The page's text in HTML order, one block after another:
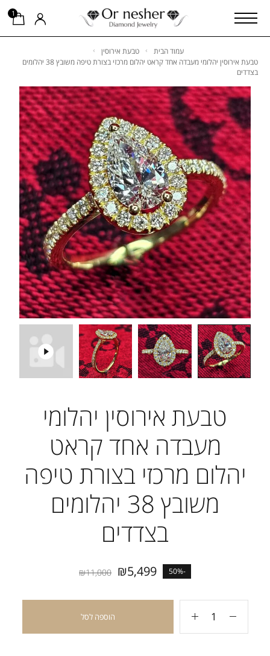
1
עמוד הבית
טבעת אירוסין
טבעת אירוסין יהלומי מעבדה אחד קראט יהלום מרכזי בצורת טיפה משובץ 38 יהלומים
בצדדים
טבעת אירוסין יהלומי
מעבדה אחד קראט
יהלום מרכזי בצורת טיפה
משובץ 38 יהלומים
בצדדים
-50%
₪11,000 ₪5,499
הוספה לסל